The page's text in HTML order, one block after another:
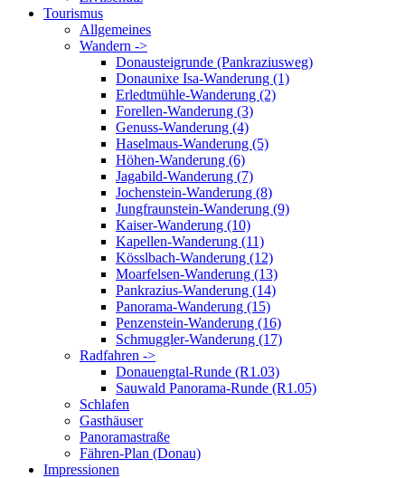
Tourismus
Allgemeines
Wandern ->
Donausteigrunde (Pankraziusweg)
Donaunixe Isa-Wanderung (1)
Erledtmühle-Wanderung (2)
Forellen-Wanderung (3)
Genuss-Wanderung (4)
Haselmaus-Wanderung (5)
Höhen-Wanderung (6)
Jagabild-Wanderung (7)
Jochenstein-Wanderung (8)
Jungfraunstein-Wanderung (9)
Kaiser-Wanderung (10)
Kapellen-Wanderung (11)
Kösslbach-Wanderung (12)
Moarfelsen-Wanderung (13)
Pankrazius-Wanderung (14)
Panorama-Wanderung (15)
Penzenstein-Wanderung (16)
Schmuggler-Wanderung (17)
Radfahren ->
Donauengtal-Runde (R1.03)
Sauwald Panorama-Runde (R1.05)
Schlafen
Gasthäuser
Panoramastraße
Fähren-Plan (Donau)
Impressionen